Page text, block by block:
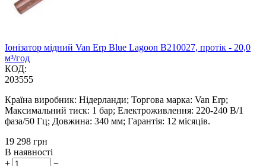
Іонізатор мідний Van Erp Blue Lagoon B210027, протік - 20,0
м³/год
КОД:
203555
Країна виробник: Нідерланди; Торгова марка: Van Erp;
Максимальний тиск: 1 бар; Електроживлення: 220-240 В/1
фаза/50 Гц; Довжина: 340 мм; Гарантія: 12 місяців.
‍19 298‍ грн
В наявності
+
−